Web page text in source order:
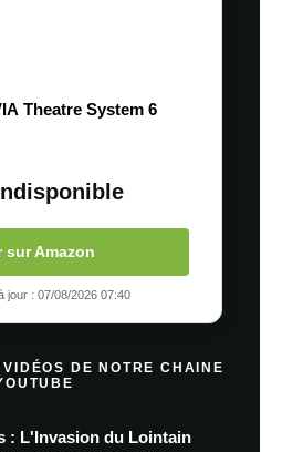
Theatre System 6
sur Amazon
jour : 07/08/2026 07:40
DE NOTRE CHAINE
: L'Invasion du Lointain